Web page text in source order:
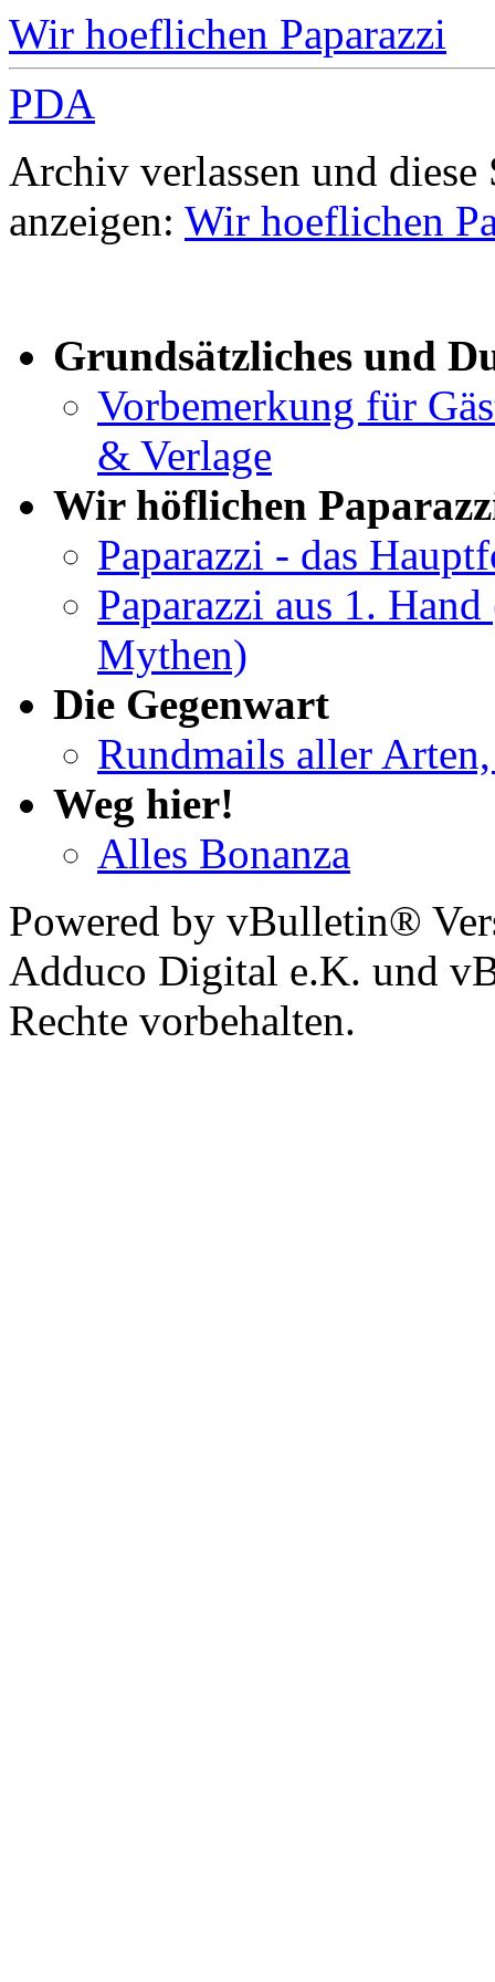
Wir hoeflichen Paparazzi
PDA
Archiv verlassen und diese
anzeigen: Wir hoeflichen
Grundsätzliches und
Vorbemerkung für
& Verlage
Wir höflichen
Paparazzi - das
Paparazzi aus 1.
Mythen)
Die Gegenwart
Rundmails aller
Weg hier!
Alles Bonanza
Powered by vBulletin®
Adduco Digital e.K. und
Rechte vorbehalten.